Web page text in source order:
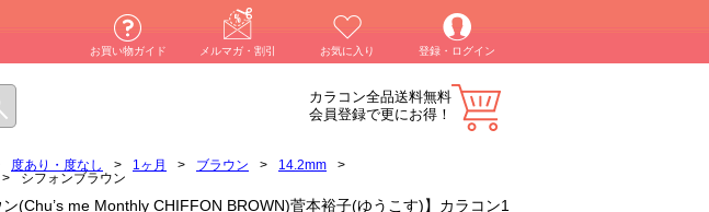
お買い物ガイド メルマガ・割引 お気に入り 登録・ログイン
カラコン全品送料無料
会員登録で更にお得！
度あり・度なし > 1ヶ月 > ブラウン > 14.2mm
>
> シフォンブラウン
(Chu’s me Monthly CHIFFON BROWN)菅本裕子(ゆうこす)】カラコン1